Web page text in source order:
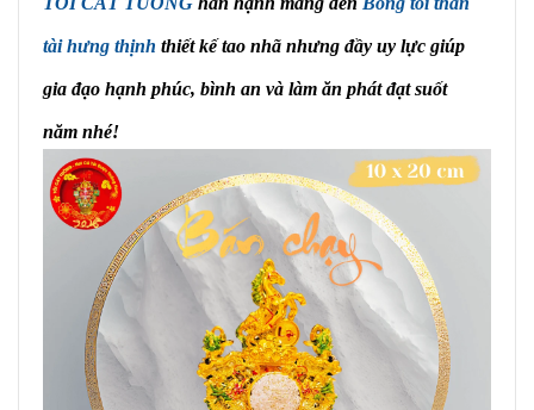
tài hưng thịnh thiết kế tao nhã nhưng đầy uy lực giúp
gia đạo hạnh phúc, bình an và làm ăn phát đạt suốt
năm nhé!